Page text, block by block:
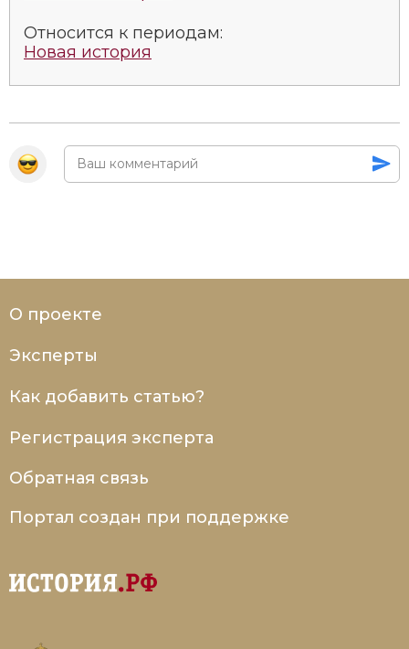
Относится к периодам:
Новая история
О проекте
Эксперты
Как добавить статью?
Регистрация эксперта
Обратная связь
Портал создан при поддержке